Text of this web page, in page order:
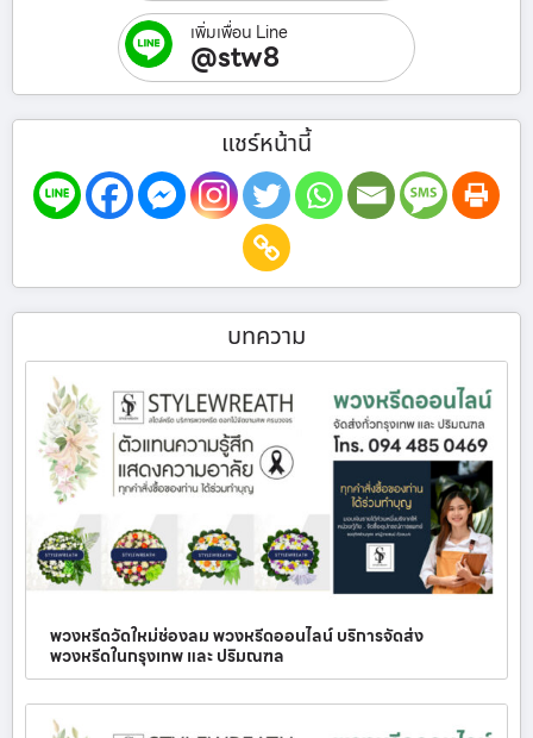
เพิ่มเพื่อน Line
@stw8
แชร์หน้านี้
บทความ
พวงหรีดวัดใหม่ช่องลม พวงหรีดออนไลน์ บริการจัดส่ง
พวงหรีดในกรุงเทพ และ ปริมณฑล